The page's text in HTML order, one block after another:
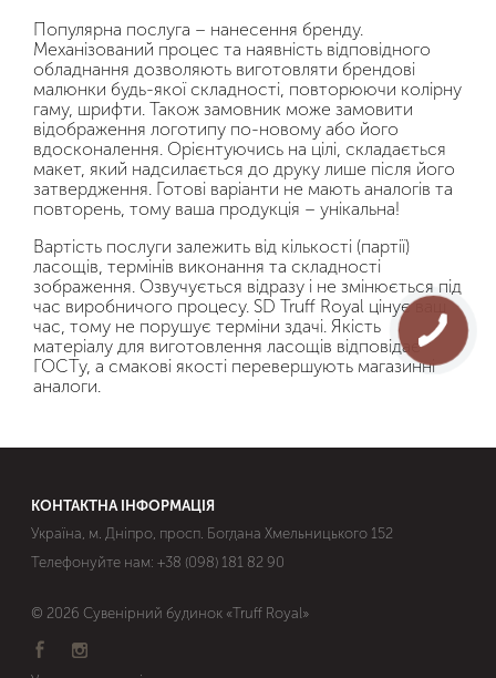
Популярна послуга – нанесення бренду.
Механізований процес та наявність відповідного
обладнання дозволяють виготовляти брендові
малюнки будь-якої складності, повторюючи колірну
гаму, шрифти. Також замовник може замовити
відображення логотипу по-новому або його
вдосконалення. Орієнтуючись на цілі, складається
макет, який надсилається до друку лише після його
затвердження. Готові варіанти не мають аналогів та
повторень, тому ваша продукція – унікальна!
Вартість послуги залежить від кількості (партії)
ласощів, термінів виконання та складності
зображення. Озвучується відразу і не змінюється під
час виробничого процесу. SD Truff Royal цінує ваш
час, тому не порушує терміни здачі. Якість
матеріалу для виготовлення ласощів відповідає
ГОСТу, а смакові якості перевершують магазинні
аналоги.
КОНТАКТНА ІНФОРМАЦІЯ
Україна, м. Дніпро, просп. Богдана Хмельницького 152
Телефонуйте нам: +38 (098) 181 82 90
© 2026 Сувенірний будинок «Truff Royal»